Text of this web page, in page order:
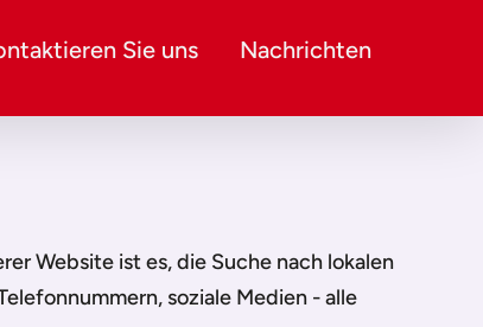
Sie uns Nachrichten
Website ist es, die Suche nach lokalen
soziale Medien - alle